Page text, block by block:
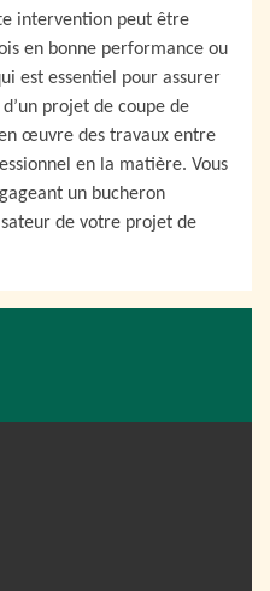
intervention peut être
en bonne performance ou
est essentiel pour assurer
projet de coupe de
œuvre des travaux entre
en la matière. Vous
un bucheron
de votre projet de